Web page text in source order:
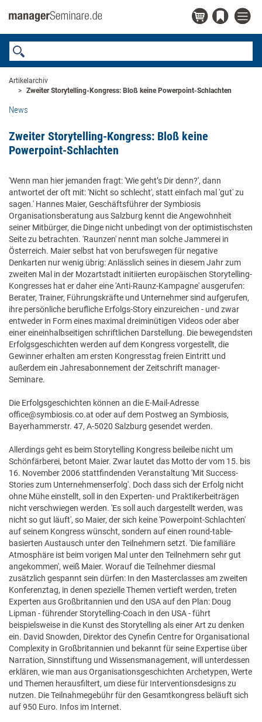
Artikelarchiv
Zweiter Storytelling-Kongress: Bloß keine Powerpoint-Schlachten
News
Zweiter Storytelling-Kongress: Bloß keine
Powerpoint-Schlachten
'Wenn man hier jemanden fragt: 'Wie geht’s Dir denn?', dann
antwortet der oft mit: 'Nicht so schlecht', statt einfach mal 'gut' zu
sagen.' Hannes Maier, Geschäftsführer der Symbiosis
Organisationsberatung aus Salzburg kennt die Angewohnheit
seiner Mitbürger, die Dinge nicht unbedingt von der optimistischsten
Seite zu betrachten. 'Raunzen' nennt man solche Jammerei in
Österreich. Maier selbst hat von berufswegen für negative
Denkarten nur wenig übrig: Anlässlich seines in diesem Jahr zum
zweiten Mal in der Mozartstadt initiierten europäischen Storytelling-
Kongresses hat er daher eine 'Anti-Raunz-Kampagne' ausgerufen:
Berater, Trainer, Führungskräfte und Unternehmer sind aufgerufen,
ihre persönliche berufliche Erfolgs-Story einzureichen - und zwar
entweder in Form eines maximal dreiminütigen Videos oder aber
einer eineinhalbseitigen schriftlichen Darstellung. Die bewegendsten
Erfolgsgeschichten werden auf dem Kongress vorgestellt, die
Gewinner erhalten am ersten Kongresstag freien Eintritt und
außerdem ein Jahresabonnement der Zeitschrift manager-
Seminare.
Die Erfolgsgeschichten können an die E-Mail-Adresse
office@symbiosis.co.at oder auf dem Postweg an Symbiosis,
Bayerhammerstr. 47, A-5020 Salzburg gesendet werden.
Allerdings geht es beim Storytelling Kongress beileibe nicht um
Schönfärberei, betont Maier. Zwar lautet das Motto der vom 15. bis
16. November 2006 stattfindenden Veranstaltung 'Mit Success-
Stories zum Unternehmenserfolg'. Doch dass sich der Erfolg nicht
ohne Mühe einstellt, soll in den Experten- und Praktikerbeiträgen
nicht verschwiegen werden. 'Es soll auch dargestellt werden, was
nicht so gut läuft', so Maier, der sich keine 'Powerpoint-Schlachten'
auf seinem Kongress wünscht, sondern auf einen round-table-
basierten Austausch unter den Teilnehmern setzt. 'Die familiäre
Atmosphäre ist beim vorigen Mal unter den Teilnehmern sehr gut
angekommen', weiß Maier. Worauf die Teilnehmer diesmal
zusätzlich gespannt sein dürfen: In den Masterclasses am zweiten
Konferenztag, in denen spezielle Themen vertieft werden, treten
Experten aus Großbritannien und den USA auf den Plan: Doug
Lipman - führender Storytelling-Coach in den USA - führt
beispielsweise in die Kunst des Storytelling als einer Art zu denken
ein. David Snowden, Direktor des Cynefin Centre for Organisational
Complexity in Großbritannien und bekannt für seine Expertise über
Narration, Sinnstiftung und Wissensmanagement, will unterdessen
erklären, wie man aus Organisationsgeschichten Archetypen, Werte
und Themen herausfiltert, um diese für Interventionsdesigns zu
nutzen. Die Teilnahmegebühr für den Gesamtkongress beläuft sich
auf 950 Euro. Infos im Internet.